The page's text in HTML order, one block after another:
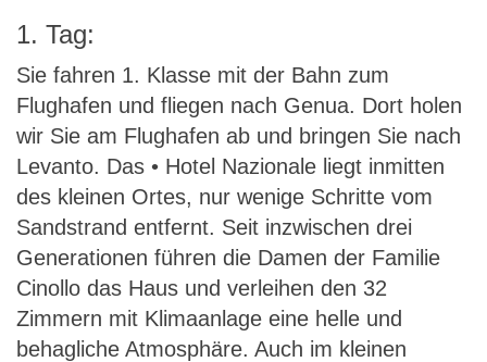
1. Tag:
Sie fahren 1. Klasse mit der Bahn zum
Flughafen und fliegen nach Genua. Dort holen
wir Sie am Flughafen ab und bringen Sie nach
Levanto. Das • Hotel Nazionale liegt inmitten
des kleinen Ortes, nur wenige Schritte vom
Sandstrand entfernt. Seit inzwischen drei
Generationen führen die Damen der Familie
Cinollo das Haus und verleihen den 32
Zimmern mit Klimaanlage eine helle und
behagliche Atmosphäre. Auch im kleinen